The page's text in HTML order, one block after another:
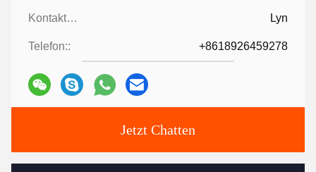
Kontaktpersonen: Lyn
Telefon:: +8618926459278
Jetzt Chatten